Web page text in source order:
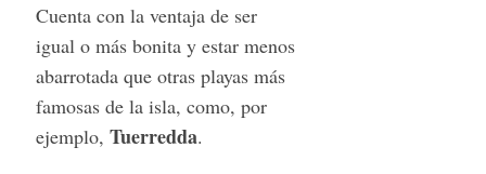
Cuenta con la ventaja de ser
igual o más bonita y estar menos
abarrotada que otras playas más
famosas de la isla, como, por
ejemplo, Tuerredda.